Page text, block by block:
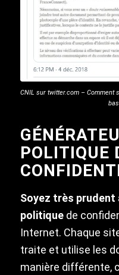
CNIL sur twitter.com – Comment
POLITIQUE
Soyez très prudent
politiquede
Internet. Chaque
traite et utilise les
manière différente,